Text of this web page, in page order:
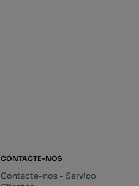
CONTACTE-NOS
Contacte-nos - Serviço